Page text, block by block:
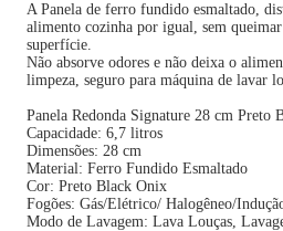
A Panela de ferro fundido esmaltado,
alimento cozinha por igual, sem
superfície.
Não absorve odores e não deixa o
limpeza, seguro para máquina de lavar
Panela Redonda Signature 28 cm Preto
Capacidade: 6,7 litros
Dimensões: 28 cm
Material: Ferro Fundido Esmaltado
Cor: Preto Black Onix
Fogões: Gás/Elétrico/ Halogêneo/
Modo de Lavagem: Lava Louças,